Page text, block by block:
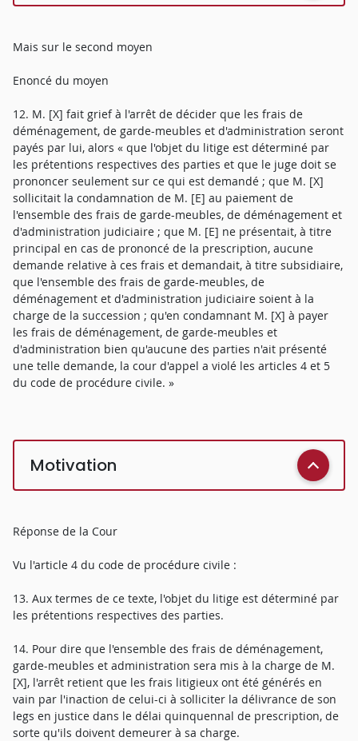
Mais sur le second moyen
Enoncé du moyen
12. M. [X] fait grief à l'arrêt de décider que les frais de
déménagement, de garde-meubles et d'administration seront
payés par lui, alors « que l'objet du litige est déterminé par
les prétentions respectives des parties et que le juge doit se
prononcer seulement sur ce qui est demandé ; que M. [X]
sollicitait la condamnation de M. [E] au paiement de
l'ensemble des frais de garde-meubles, de déménagement et
d'administration judiciaire ; que M. [E] ne présentait, à titre
principal en cas de prononcé de la prescription, aucune
demande relative à ces frais et demandait, à titre subsidiaire,
que l'ensemble des frais de garde-meubles, de
déménagement et d'administration judiciaire soient à la
charge de la succession ; qu'en condamnant M. [X] à payer
les frais de déménagement, de garde-meubles et
d'administration bien qu'aucune des parties n'ait présenté
une telle demande, la cour d'appel a violé les articles 4 et 5
du code de procédure civile. »
Motivation
Réponse de la Cour
Vu l'article 4 du code de procédure civile :
13. Aux termes de ce texte, l'objet du litige est déterminé par
les prétentions respectives des parties.
14. Pour dire que l'ensemble des frais de déménagement,
garde-meubles et administration sera mis à la charge de M.
[X], l'arrêt retient que les frais litigieux ont été générés en
vain par l'inaction de celui-ci à solliciter la délivrance de son
legs en justice dans le délai quinquennal de prescription, de
sorte qu'ils doivent demeurer à sa charge.